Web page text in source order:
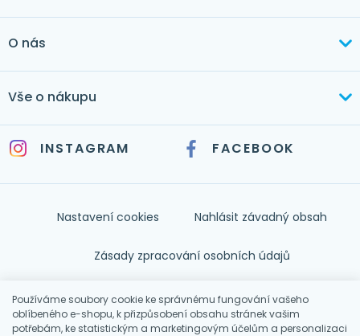
+420 771 144 779
info@byt-tex.cz
O nás
Služby
Vše o nákupu
INSTAGRAM FACEBOOK
Nastavení cookies Nahlásit závadný obsah
Zásady zpracování osobních údajů
Souhlas se zpracováním osobních údajů
Používáme soubory cookie ke správnému fungování vašeho
oblíbeného e-shopu, k přizpůsobení obsahu stránek vašim
potřebám, ke statistickým a marketingovým účelům a personalizaci